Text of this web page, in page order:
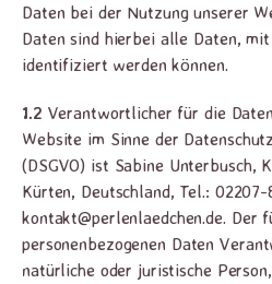
Daten bei der Nutzung unserer
Daten sind hierbei alle Daten,
identifiziert werden können.
1.2 Verantwortlicher für die
Website im Sinne der
(DSGVO) ist Sabine Unterbusch,
Kürten, Deutschland, Tel.:
kontakt@perlenlaedchen.de. Der
personenbezogenen Daten
natürliche oder juristische